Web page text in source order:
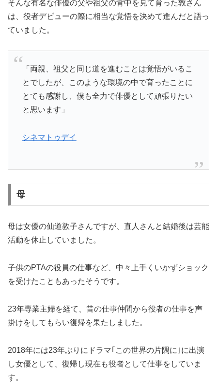
そんな有名な俳優の父や祖父の背中を見て育った敦さん
は、役者デビューの際に相当な覚悟を決めて進んだと語っ
ていました。
「両親、祖父と同じ道を進むことは覚悟がいるこ
とでしたが、このような環境の中で育ったことに
とても感謝し、僕も全力で俳優として頑張りたい
と思います」
シネマトゥデイ
母
母は女優の仙道敦子さんですが、直人さんと結婚後は芸能
活動を休止していました。
子供のPTAの役員の仕事など、中々上手くいかずショック
を受けたこともあったそうです。
23年専業主婦を経て、昔の仕事仲間から役者の仕事を声
掛けをしてもらい復帰を果たしました。
2018年には23年ぶりにドラマ｢この世界の片隅に｣に出演
し女優として、復帰し現在も役者として仕事をしていま
す。